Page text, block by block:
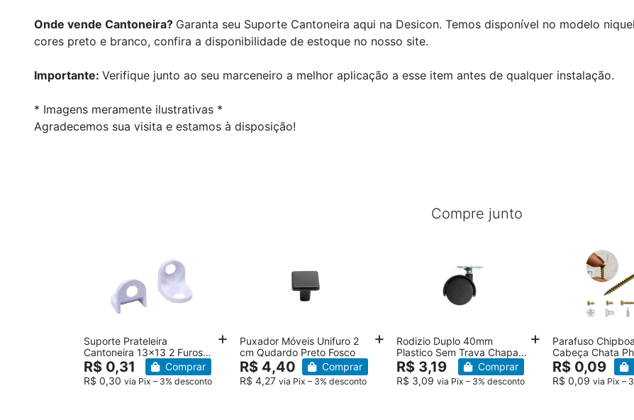
Onde vende Cantoneira? Garanta seu Suporte Cantoneira aqui na Desicon. Temos disponível no modelo
cores preto e branco, confira a disponibilidade de estoque no nosso site.
Importante: Verifique junto ao seu marceneiro a melhor aplicação a esse item antes de qualquer instalação.
* Imagens meramente ilustrativas *
Agradecemos sua visita e estamos à disposição!
Compre junto
Suporte Prateleira
Cantoneira 13x13 2 Furos
Branco Cadeirinha 13x13
R$ 0,31
R$ 0,30 via Pix – 3% desconto
Comprar
Puxador Móveis Unifuro 2
cm Qudardo Preto Fosco
R$ 4,40
R$ 4,27via Pix – 3% desconto
Comprar
Rodizio Duplo 40mm
Plastico Sem Trava Chapa
Giratorio Moveis
R$ 3,19
R$ 3,09 via Pix – 3% desconto
Comprar
Parafuso
Cabeça Chata
Bicromatizado
R$ 0,09
R$ 0,09 via Pix –